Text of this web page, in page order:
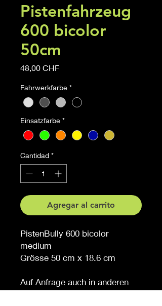
Pistenfahrzeug
600 bicolor
50cm
48,00 CHFPrecio
Fahrwerkfarbe *
Einsatzfarbe *
Cantidad *
Agregar al carrito
PistenBully 600 bicolor
medium
Grösse 50 cm x 18.6 cm
Auf Anfrage auch in anderen